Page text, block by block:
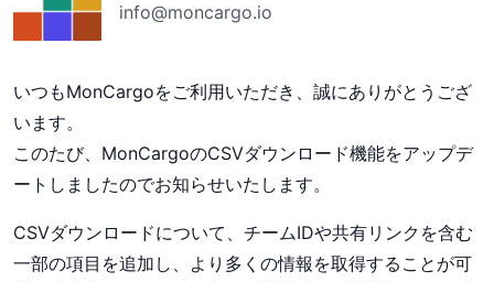
info@moncargo.io
いつもMonCargoをご利用いただき、誠にありがとうござ
います。
このたび、MonCargoのCSVダウンロード機能をアップデ
ートしましたのでお知らせいたします。
CSVダウンロードについて、チームIDや共有リンクを含む
一部の項目を追加し、より多くの情報を取得することが可